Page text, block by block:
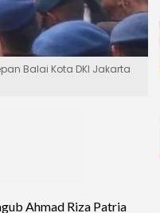
Balai Kota DKI Jakarta
Ahmad Riza Patria